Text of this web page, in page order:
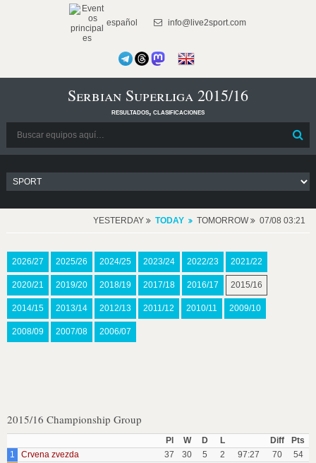
español info@live2sport.com
Serbian Superliga 2015/16
resultados, clasificaciones
YESTERDAY TODAY TOMORROW 07/08 03:21
2026/27 2025/26 2024/25 2023/24 2022/23 2021/22
2020/21 2019/20 2018/19 2017/18 2016/17 2015/16
2014/15 2013/14 2012/13 2011/12 2010/11 2009/10
2008/09 2007/08 2006/07
2015/16 Championship Group
Pl W D L Diff
Pts
1
Crvena zvezda 37 30 5 2 97:27 70
54